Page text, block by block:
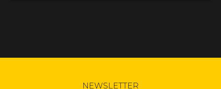
NEWSLETTER